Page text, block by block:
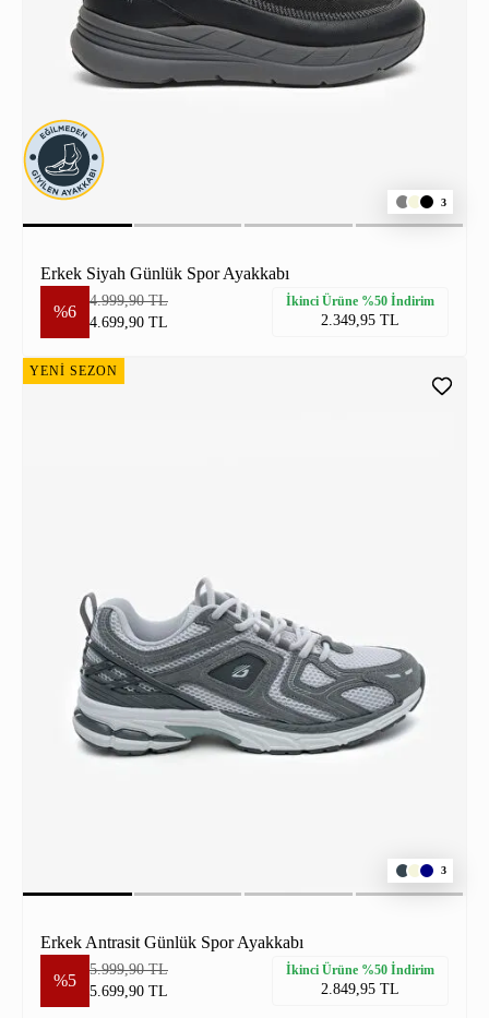
3
Erkek Siyah Günlük Spor Ayakkabı
%6
4.999,90 TL
4.699,90 TL
İkinci Ürüne %50 İndirim
2.349,95 TL
YENİ SEZON
3
Erkek Antrasit Günlük Spor Ayakkabı
%5
5.999,90 TL
5.699,90 TL
İkinci Ürüne %50 İndirim
2.849,95 TL